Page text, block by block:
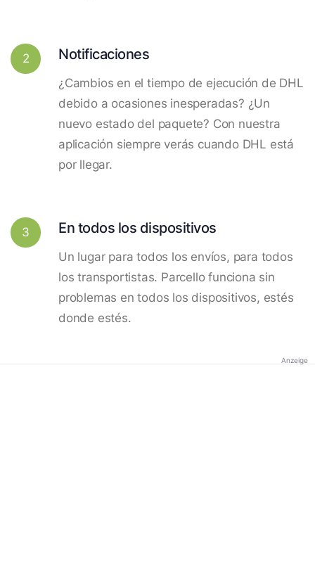
2 Notificaciones
¿Cambios en el tiempo de ejecución de DHL
debido a ocasiones inesperadas? ¿Un
nuevo estado del paquete? Con nuestra
aplicación siempre verás cuando DHL está
por llegar.
3 En todos los dispositivos
Un lugar para todos los envíos, para todos
los transportistas. Parcello funciona sin
problemas en todos los dispositivos, estés
donde estés.
Anzeige